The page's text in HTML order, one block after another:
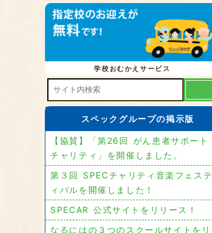
学校おむかえサービス
スペックグループの掲示版
【協賛】「第26回 がん患者サポート
チャリティ」を開催しました。
第３回 SPECチャリティ音楽フェステ
ィバルを開催しました！
SPECAR 公式サイトをリリース！
なるにはの３つのスクールサイトをリ